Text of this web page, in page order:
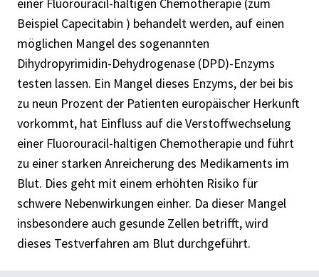
Beispiel Capecitabin ) behandelt werden, auf einen
möglichen Mangel des sogenannten
Dihydropyrimidin-Dehydrogenase (DPD)-Enzyms
testen lassen. Ein Mangel dieses Enzyms, der bei bis
zu neun Prozent der Patienten europäischer Herkunft
vorkommt, hat Einfluss auf die Verstoffwechselung
einer Fluorouracil-haltigen Chemotherapie und führt
zu einer starken Anreicherung des Medikaments im
Blut. Dies geht mit einem erhöhten Risiko für
schwere Nebenwirkungen einher. Da dieser Mangel
insbesondere auch gesunde Zellen betrifft, wird
dieses Testverfahren am Blut durchgeführt.